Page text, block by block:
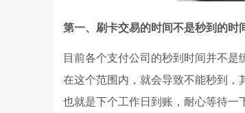
第一、刷卡交易的时间不是秒到的时
目前各个支付公司的秒到时间并不
在这个范围内，就会导致不能秒到，
也就是下个工作日到账，耐心等待一